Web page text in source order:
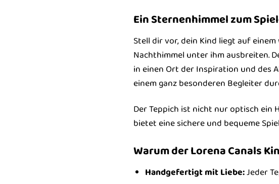
Ein Sternenhimmel zum
Stell dir vor, dein Kind liegt auf
Nachthimmel unter ihm ausbreiten.
in einen Ort der Inspiration und des
einem ganz besonderen Begleiter
Der Teppich ist nicht nur optisch ein
bietet eine sichere und bequeme
Warum der Lorena Canals
Handgefertigt mit Liebe:Jeder